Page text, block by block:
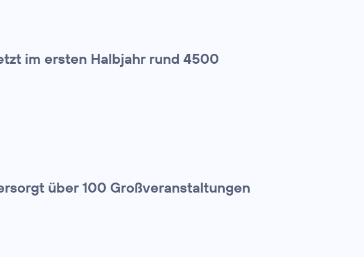
im ersten Halbjahr rund 4500
über 100 Großveranstaltungen